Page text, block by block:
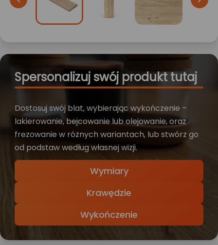
Spersonalizuj swój produkt tutaj
Dostosuj swój blat, wybierając wykończenie –
lakierowanie, bejcowanie lub olejowanie, oraz
frezowanie w różnych wariantach, lub stwórz go
od podstaw według własnej wizji.
Wymiary
Krawędzie
Wykończenie